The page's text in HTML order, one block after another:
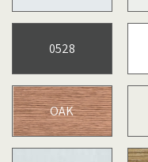
0528
OAK